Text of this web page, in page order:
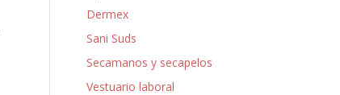
Dermex
Sani Suds
Secamanos y secapelos
Vestuario laboral